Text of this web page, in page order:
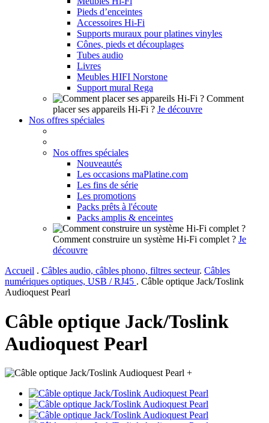
Pieds d’enceintes
Accessoires Hi-Fi
Supports muraux pour platines vinyles
Cônes, pieds et découplages
Tubes audio
Livres
Meubles HIFI Norstone
Support mural Rega
Comment
placer ses appareils Hi-Fi ? Je découvre
Nos offres spéciales
Nos offres spéciales
Nouveautés
Les occasions maPlatine.com
Les fins de série
Les promotions
Packs prêts à l'écoute
Packs amplis & enceintes
Comment construire un système Hi-Fi complet ? Je
découvre
Accueil . Câbles audio, câbles phono, filtres secteur. Câbles
numériques optiques, USB / RJ45 . Câble optique Jack/Toslink
Audioquest Pearl
Câble optique Jack/Toslink
Audioquest Pearl
+